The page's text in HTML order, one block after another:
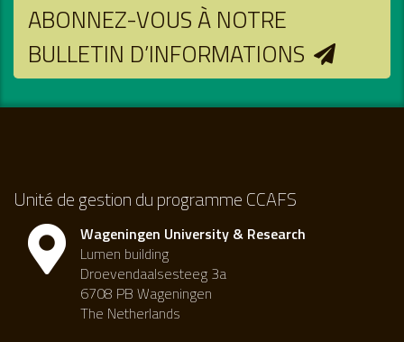
ABONNEZ-VOUS À NOTRE
BULLETIN D’INFORMATIONS
Unité de gestion du programme CCAFS
Wageningen University & Research
Lumen building
Droevendaalsesteeg 3a
6708 PB Wageningen
The Netherlands